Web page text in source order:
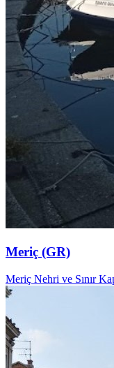
Meriç (GR)
Meriç Nehri ve Sınır